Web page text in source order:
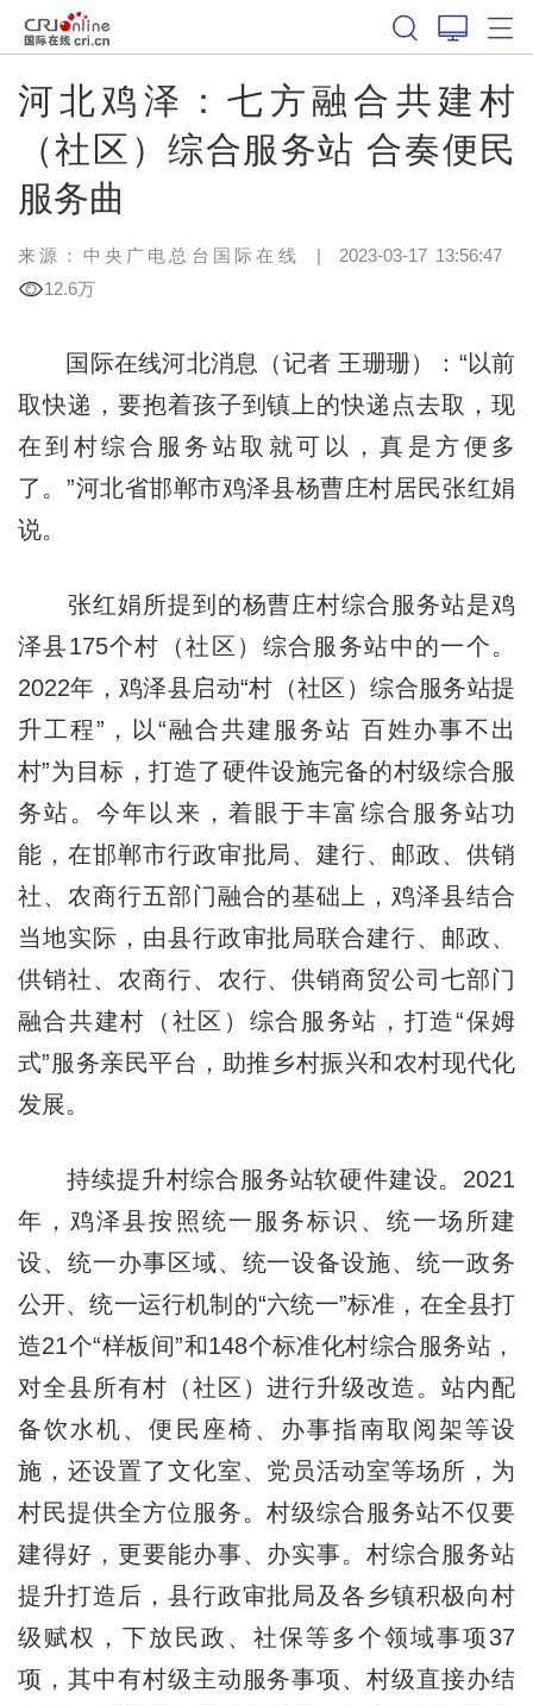
河北鸡泽：七方融合共建村
（社区）综合服务站 合奏便民
服务曲
来源：中央广电总台国际在线 | 2023-03-17 13:56:47
12.6万
国际在线河北消息（记者 王珊珊）：“以前
取快递，要抱着孩子到镇上的快递点去取，现
在到村综合服务站取就可以，真是方便多
了。”河北省邯郸市鸡泽县杨曹庄村居民张红娟
说。
张红娟所提到的杨曹庄村综合服务站是鸡
泽县175个村（社区）综合服务站中的一个。
2022年，鸡泽县启动“村（社区）综合服务站提
升工程”，以“融合共建服务站 百姓办事不出
村”为目标，打造了硬件设施完备的村级综合服
务站。今年以来，着眼于丰富综合服务站功
能，在邯郸市行政审批局、建行、邮政、供销
社、农商行五部门融合的基础上，鸡泽县结合
当地实际，由县行政审批局联合建行、邮政、
供销社、农商行、农行、供销商贸公司七部门
融合共建村（社区）综合服务站，打造“保姆
式”服务亲民平台，助推乡村振兴和农村现代化
发展。
持续提升村综合服务站软硬件建设。2021
年，鸡泽县按照统一服务标识、统一场所建
设、统一办事区域、统一设备设施、统一政务
公开、统一运行机制的“六统一”标准，在全县打
造21个“样板间”和148个标准化村综合服务站，
对全县所有村（社区）进行升级改造。站内配
备饮水机、便民座椅、办事指南取阅架等设
施，还设置了文化室、党员活动室等场所，为
村民提供全方位服务。村级综合服务站不仅要
建得好，更要能办事、办实事。村综合服务站
提升打造后，县行政审批局及各乡镇积极向村
级赋权，下放民政、社保等多个领域事项37
项，其中有村级主动服务事项、村级直接办结